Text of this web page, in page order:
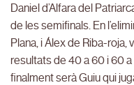
Daniel d’Alfara del
de les semifinals. En
Plana, i Álex de Riba-
resultats de 40 a 60 i 60
finalment serà Guiu qui